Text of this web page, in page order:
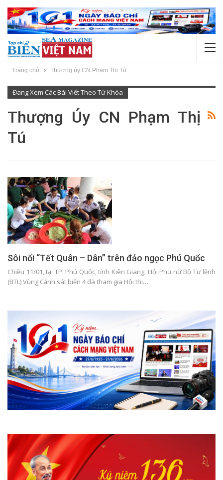
Trang chủ Thượng úy CN Phạm Thị Tú
Đang Xem Các Bài Viết Theo Từ Khóa
Thượng Úy CN Phạm Thị
Tú
Sôi nổi “Tết Quân – Dân” trên đảo ngọc Phú Quốc
Chiều 11/01, tại TP. Phú Quốc, tỉnh Kiên Giang, Hội Phụ nữ Bộ Tư lệnh
(BTL) Vùng Cảnh sát biển 4 đã tham gia Hội thi…